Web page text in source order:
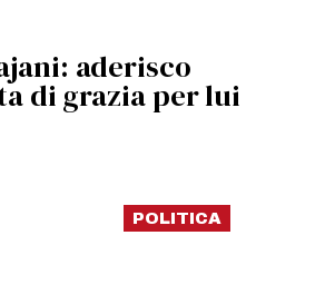
aderisco
di grazia per lui
POLITICA